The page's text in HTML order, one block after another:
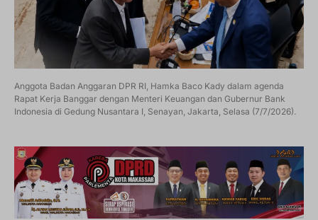
Anggota Badan Anggaran DPR RI, Hamka Baco Kady dalam agenda
Rapat Kerja Banggar dengan Menteri Keuangan dan Gubernur Bank
Indonesia di Gedung Nusantara I, Senayan, Jakarta, Selasa (7/7/2026).